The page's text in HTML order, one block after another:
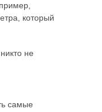
который
не
самые